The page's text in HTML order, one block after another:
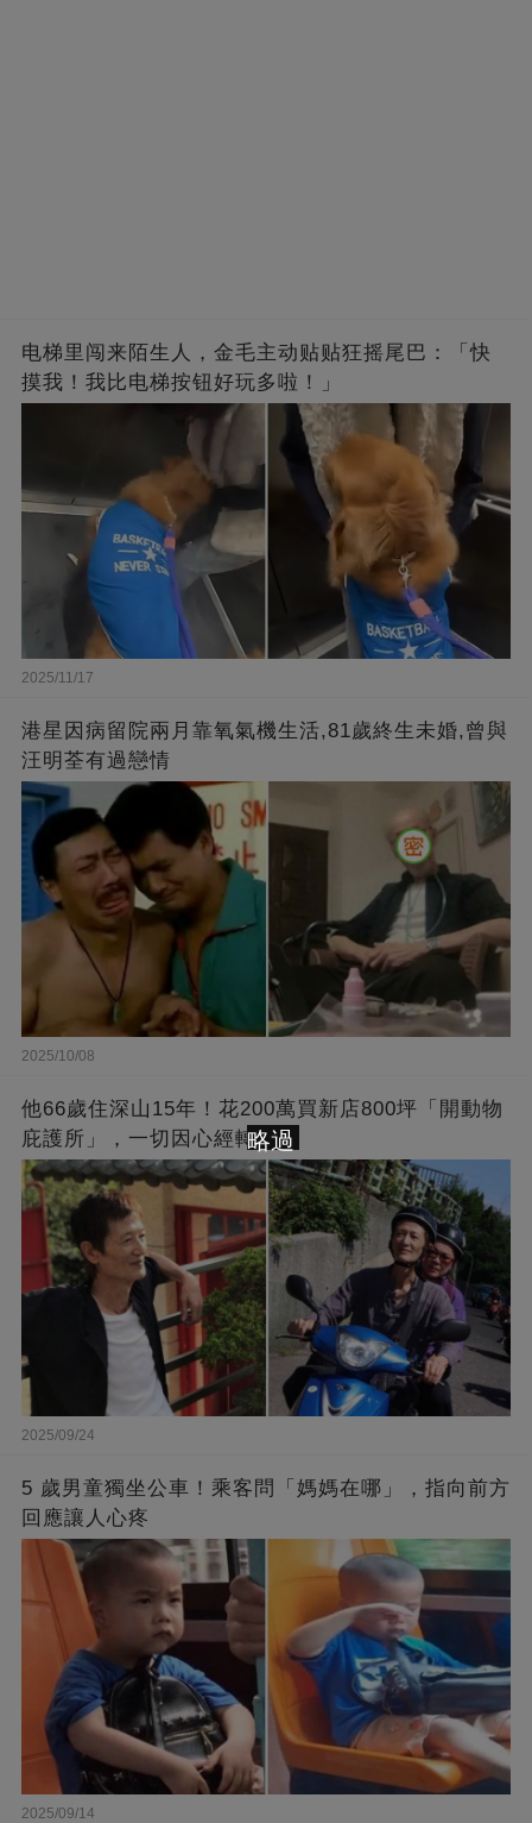
电梯里闯来陌生人，金毛主动贴贴狂摇尾巴：「快
摸我！我比电梯按钮好玩多啦！」
2025/11/17
港星因病留院兩月靠氧氣機生活,81歲終生未婚,曾與
汪明荃有過戀情
2025/10/08
他66歲住深山15年！花200萬買新店800坪「開動物
庇護所」，一切因心經轉變
2025/09/24
5 歲男童獨坐公車！乘客問「媽媽在哪」，指向前方
回應讓人心疼
2025/09/14
略過